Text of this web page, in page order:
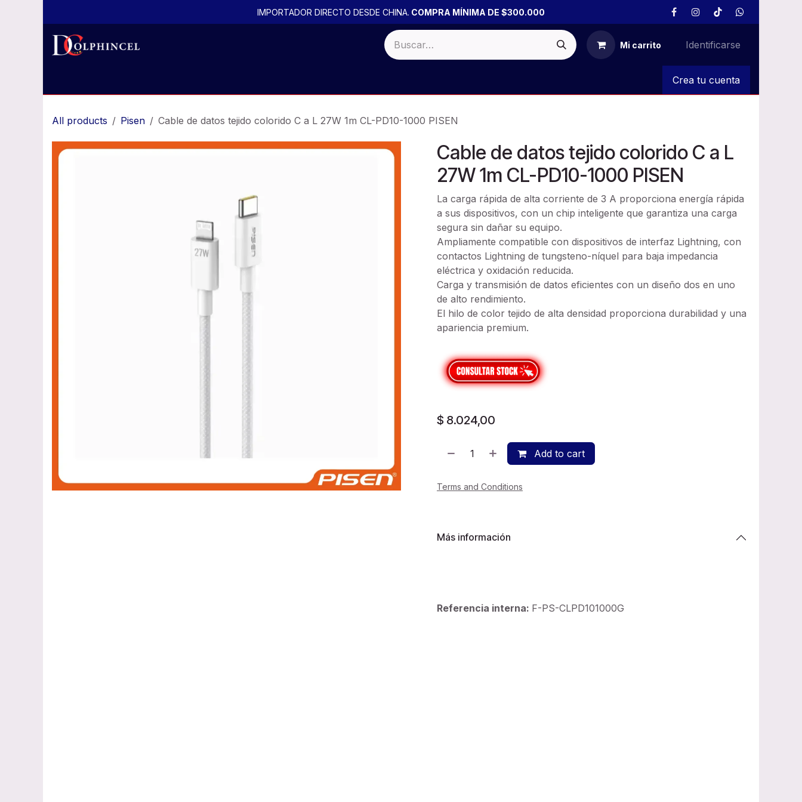
IMPORTADOR DIRECTO DESDE CHINA. COMPRA MÍNIMA DE $300.000
Mi carrito Identificarse
Crea tu cuenta
All products Pisen Cable de datos tejido colorido C a L 27W 1m CL-PD10-1000 PISEN
Cable de datos tejido colorido C a L
27W 1m CL-PD10-1000 PISEN
La carga rápida de alta corriente de 3 A proporciona energía rápida
a sus dispositivos, con un chip inteligente que garantiza una carga
segura sin dañar su equipo.
Ampliamente compatible con dispositivos de interfaz Lightning, con
contactos Lightning de tungsteno-níquel para baja impedancia
eléctrica y oxidación reducida.
Carga y transmisión de datos eficientes con un diseño dos en uno
de alto rendimiento.
El hilo de color tejido de alta densidad proporciona durabilidad y una
apariencia premium.
$ 8.024,00
Add to cart
Terms and Conditions
Más información
Referencia interna: F-PS-CLPD101000G